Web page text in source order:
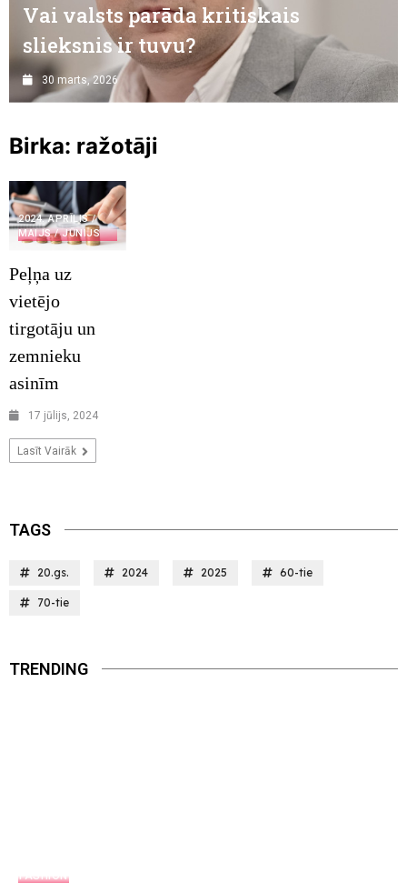
Vai valsts parāda kritiskais
slieksnis ir tuvu?
30 marts, 2026
Birka: ražotāji
2024. APRĪLIS /
MAIJS / JŪNIJS
Peļņa uz
vietējo
tirgotāju un
zemnieku
asinīm
17 jūlijs, 2024
Lasīt Vairāk
TAGS
20.gs. 2024 2025 60-tie
70-tie
TRENDING
FASHION